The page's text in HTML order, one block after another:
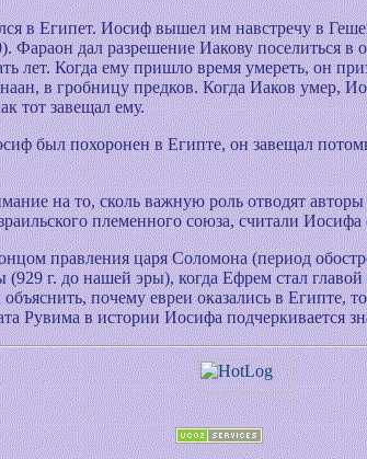
в Египет. Иосиф вышел им навстречу в
дал разрешение Иакову поселиться в
лет. Когда ему пришло время умереть, он
в гробницу предков. Когда Иаков умер,
тот завещал ему.
был похоронен в Египте, он завещал
на то, сколь важную роль отводят
племенного союза, считали
правления царя Соломона (период
г. до нашей эры), когда Ефрем стал
почему евреи оказались в Египте,
Рувима в истории Иосифа подчеркивается